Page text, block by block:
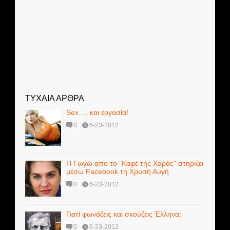
ΤΥΧΑΙΑ ΑΡΘΡΑ
Sex … και εργασία!
0 6-23-2012
H Γωγώ απο το "Καφέ της Χαράς" στηρίζει
μέσω Facebook τη Χρυσή Αυγή
0 6-23-2012
Γιατί φωνάζεις και σκούζεις Έλληνα;
0 6-23-2012